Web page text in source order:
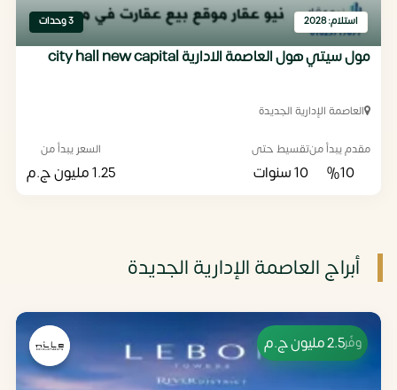
استلام: 2028 3 وحدات
مول سيتي هول العاصمة الادارية city hall new capital
العاصمة الإدارية الجديدة
مقدم يبدأ من
%10
تقسيط حتى
10 سنوات
السعر يبدأ من
1.25 مليون ج.م
أبراج العاصمة الإدارية الجديدة
وفّر2.5 مليون ج.م